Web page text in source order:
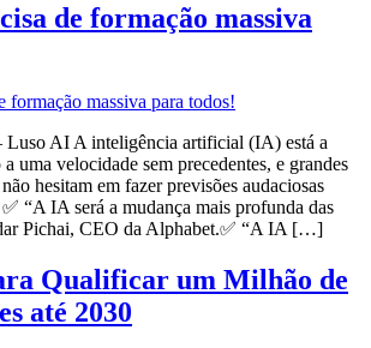
de formação massiva
Luso AI A inteligência artificial (IA) está a
uma velocidade sem precedentes, e grandes
hesitam em fazer previsões audaciosas
“A IA será a mudança mais profunda das
Pichai, CEO da Alphabet.✅ “A IA […]
Qualificar um Milhão de
até 2030